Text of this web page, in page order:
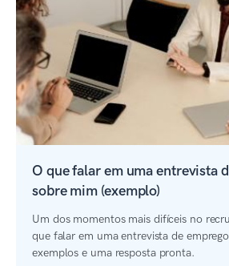
O que falar em uma entrevista
sobre mim (exemplo)
Um dos momentos mais difíceis no
que falar em uma entrevista de
exemplos e uma resposta pronta.